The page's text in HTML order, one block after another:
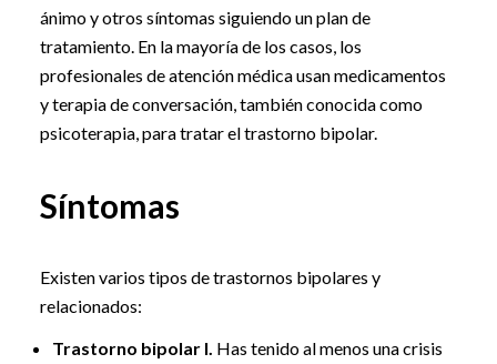
ánimo y otros síntomas siguiendo un plan de
tratamiento. En la mayoría de los casos, los
profesionales de atención médica usan medicamentos
y terapia de conversación, también conocida como
psicoterapia, para tratar el trastorno bipolar.
Síntomas
Existen varios tipos de trastornos bipolares y
relacionados:
Trastorno bipolar I. Has tenido al menos una crisis